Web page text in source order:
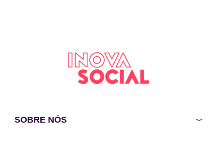
SOBRE NÓS